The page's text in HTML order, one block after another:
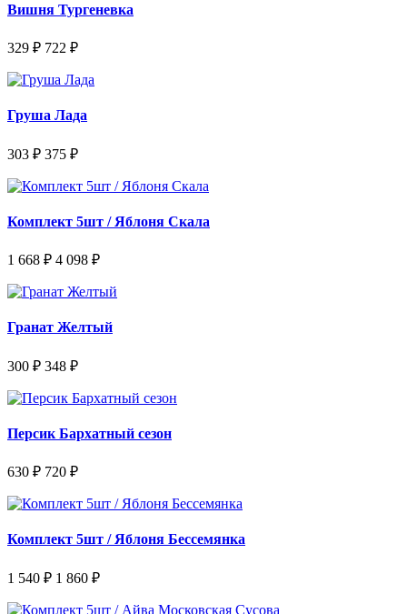
Вишня Тургеневка
329 ₽ 722 ₽
Груша Лада
303 ₽ 375 ₽
Комплект 5шт / Яблоня Скала
1 668 ₽ 4 098 ₽
Гранат Желтый
300 ₽ 348 ₽
Персик Бархатный сезон
630 ₽ 720 ₽
Комплект 5шт / Яблоня Бессемянка
1 540 ₽ 1 860 ₽